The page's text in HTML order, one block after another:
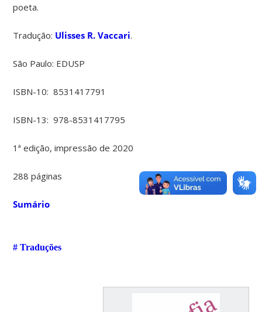
poeta.
Tradução: Ulisses R. Vaccari.
São Paulo: EDUSP
ISBN-10‏: ‎8531417791
ISBN-13‏: ‎978-8531417795
1ª edição, impressão de 2020
288 páginas
Sumário
# Traduções